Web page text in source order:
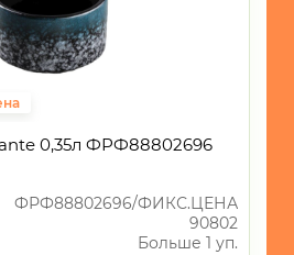
0,35л ФРФ88802696
ФРФ88802696/ФИКС.ЦЕНА
90802
Больше 1 уп.